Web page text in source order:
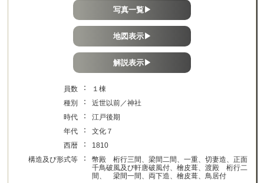
写真一覧▶
地図表示▶
解説表示▶
員数 ：
１棟
種別
：
近世以前／神社
時代
：
江戸後期
年代
：
文化７
西暦
：
1810
構造及び形式等
：
幣殿 桁行三間、梁間二間、一重、切妻造、正面
千鳥破風及び軒唐破風付、檜皮葺、渡殿 桁行二
間、 梁間一間、両下造、檜皮葺、鳥居付